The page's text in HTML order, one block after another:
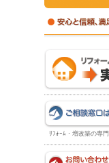
ﾘﾌｫｰﾑ・増改築の専